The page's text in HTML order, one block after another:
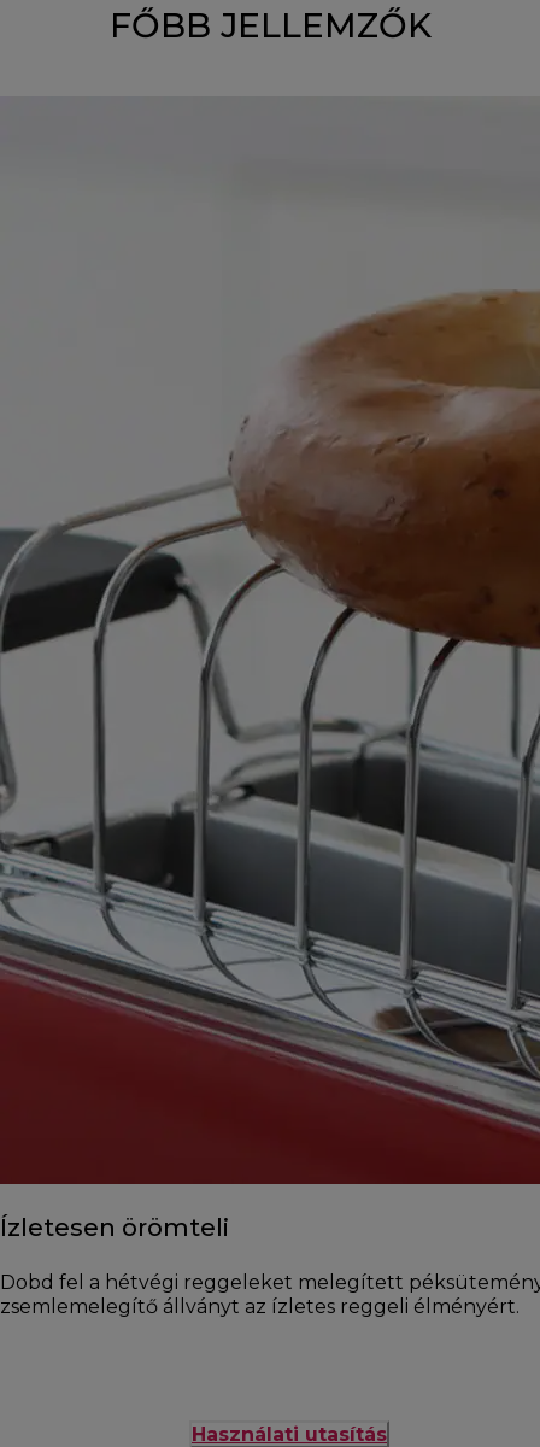
FŐBB JELLEMZŐK
Ízletesen örömteli
Dobd fel a hétvégi reggeleket melegített
zsemlemelegítő állványt az ízletes reggeli élményért.
Használati utasítás